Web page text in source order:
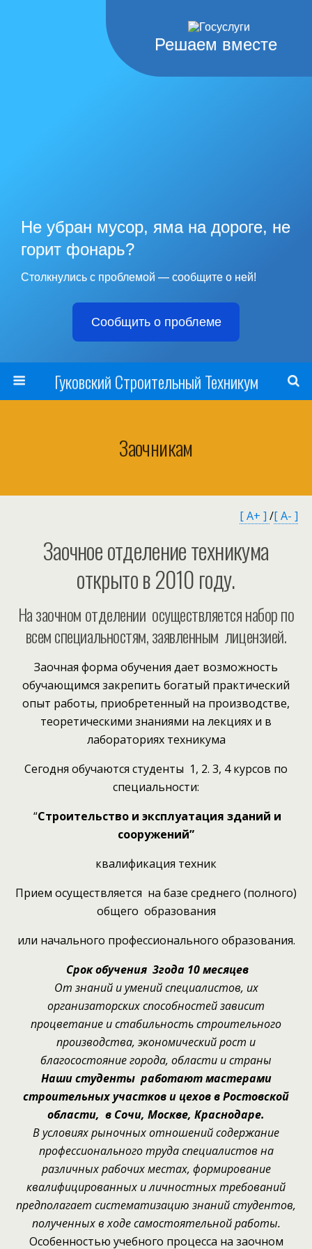
Решаем вместе
Не убран мусор, яма на дороге, не
горит фонарь?
Столкнулись с проблемой — сообщите о ней!
Сообщить о проблеме
Гуковский Строительный Техникум
Заочникам
[ A+ ] /[ A- ]
Заочное отделение техникума
открыто в 2010 году.
На заочном отделении осуществляется набор по
всем специальностям, заявленным лицензией.
Заочная форма обучения дает возможность
обучающимся закрепить богатый практический
опыт работы, приобретенный на производстве,
теоретическими знаниями на лекциях и в
лабораториях техникума
Сегодня обучаются студенты 1, 2. 3, 4 курсов по
специальности:
“Строительство и эксплуатация зданий и
сооружений”
квалификация техник
Прием осуществляется на базе среднего (полного)
общего образования
или начального профессионального образования.
Срок обучения 3года 10 месяцев
От знаний и умений специалистов, их
организаторских способностей зависит
процветание и стабильность строительного
производства, экономический рост и
благосостояние города, области и страны
Наши студенты работают мастерами
строительных участков и цехов в Ростовской
области, в Сочи, Москве, Краснодаре.
В условиях рыночных отношений содержание
профессионального труда специалистов на
различных рабочих местах, формирование
квалифицированных и личностных требований
предполагает систематизацию знаний студентов,
полученных в ходе самостоятельной работы.
Особенностью учебного процесса на заочном